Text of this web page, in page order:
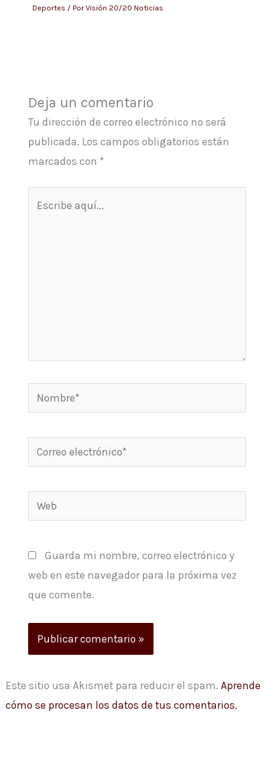
Deportes / PorVisión 20/20 Noticias
Deja un comentario
Tu dirección de correo electrónico no será
publicada. Los campos obligatorios están
marcados con *
Nombre*
Correo
electrónico*
Web
Guarda mi nombre, correo electrónico y
web en este navegador para la próxima vez
que comente.
Este sitio usa Akismet para reducir el spam.Aprende
cómo se procesan los datos de tus comentarios.